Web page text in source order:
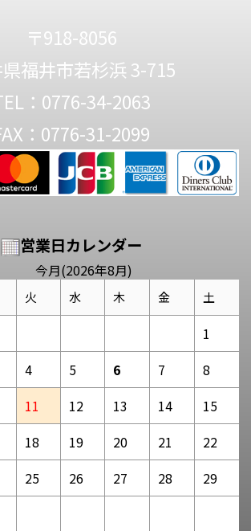
〒918-8056
福井市若杉浜 3-715
：0776-34-2063
：0776-31-2099
営業日カレンダー
今月(2026年8月)
火 水 木 金 土
1
4 5 6 7
8
11 12 13 14
15
18 19 20 21
22
25 26 27 28
29